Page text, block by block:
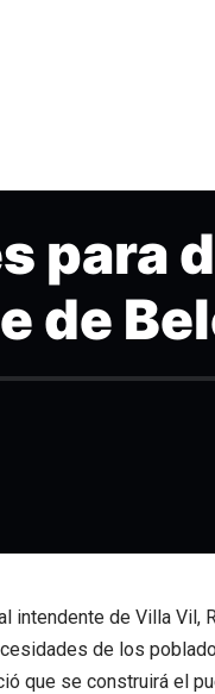
para
de
intendente de Villa Vil,
de los
que se construirá el